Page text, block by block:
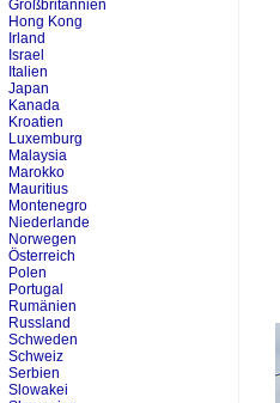
Großbritannien
Hong Kong
Irland
Israel
Italien
Japan
Kanada
Kroatien
Luxemburg
Malaysia
Marokko
Mauritius
Montenegro
Niederlande
Norwegen
Österreich
Polen
Portugal
Rumänien
Russland
Schweden
Schweiz
Serbien
Slowakei